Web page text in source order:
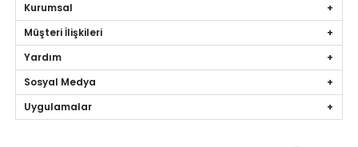
Kurumsal
Müşteri İlişkileri
Yardım
Sosyal Medya
Uygulamalar